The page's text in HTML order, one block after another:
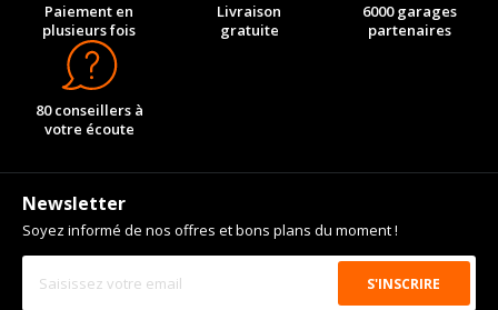
Paiement en
plusieurs fois
Livraison
gratuite
6000 garages
partenaires
80 conseillers à
votre écoute
Newsletter
Soyez informé de nos offres et bons plans du moment !